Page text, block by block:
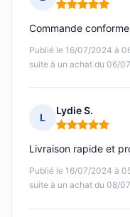
Note : 5 sur 5
Publié le 16/07/2024 à
suite à un achat du 06/
Commande
L
Lydie S.
Note : 5 sur 5
Publié le 16/07/2024 à
suite à un achat du 08/
Livraison rapide et